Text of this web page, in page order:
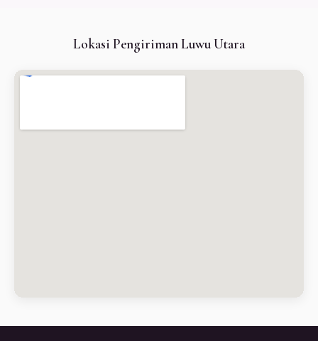
Lokasi Pengiriman Luwu Utara